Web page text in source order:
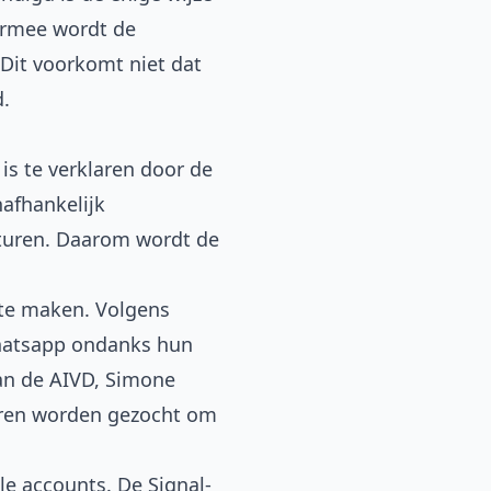
wordt de
voorkomt niet dat
te verklaren door de
Daarom wordt de
maken. Volgens
ondanks hun
de AIVD, Simone
worden gezocht om
accounts. De Signal-